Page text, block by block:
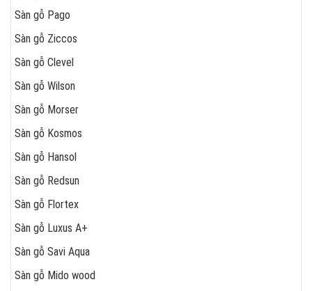
Sàn gỗ Pago
Sàn gỗ Ziccos
Sàn gỗ Clevel
Sàn gỗ Wilson
Sàn gỗ Morser
Sàn gỗ Kosmos
Sàn gỗ Hansol
Sàn gỗ Redsun
Sàn gỗ Flortex
Sàn gỗ Luxus A+
Sàn gỗ Savi Aqua
Sàn gỗ Mido wood